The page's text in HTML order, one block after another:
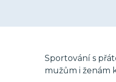
Sportování s
mužům i ženám